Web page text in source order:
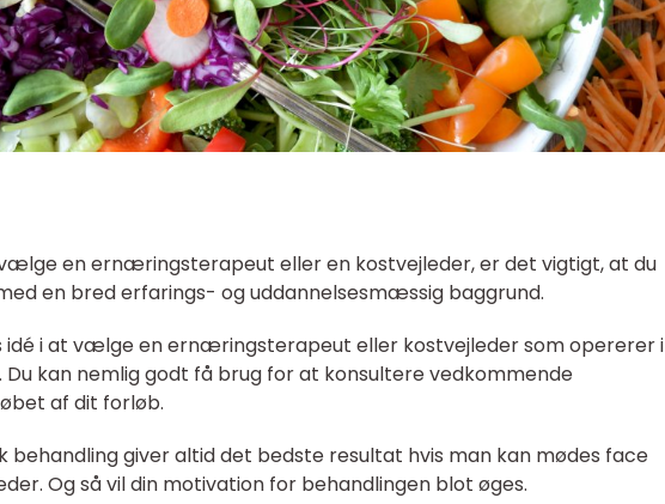
en ernæringsterapeut eller en kostvejleder, er det vigtigt, at du
en bred erfarings- og uddannelsesmæssig baggrund.
idé i at vælge en ernæringsterapeut eller kostvejleder som opererer i
kan nemlig godt få brug for at konsultere vedkommende
af dit forløb.
giver altid det bedste resultat hvis man kan mødes face
Og så vil din motivation for behandlingen blot øges.